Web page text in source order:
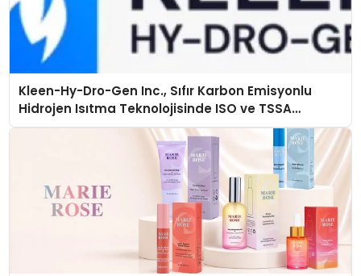
Kleen-Hy-Dro-Gen Inc., Sıfır Karbon Emisyonlu
Hidrojen Isıtma Teknolojisinde ISO ve TSSA
Düzenleyici Onaylarını Aldı